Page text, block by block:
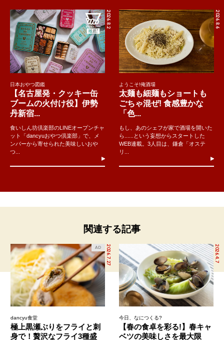
2026.8.2
日本おやつ図鑑
【名古屋発・クッキー缶
ブームの火付け役】伊勢
丹新宿...
食いしん坊倶楽部のLINEオープンチャ
ット「dancyuおやつ倶楽部」で、メ
ンバーから寄せられた美味しいおや
つ...
2026.8.6
ようこそ!俺酒場
太麺も細麺もショートも
ごちゃ混ぜ! 食感豊かな
「色...
もし、あのシェフが家で酒場を開いた
ら......という妄想からスタートした
WEB連載。3人目は、鎌倉「オステ
リ...
関連する記事
2026.7.27
AD
dancyu食堂
極上黒瀬ぶりをフライと刺
身で！贅沢なフライ3種盛
2026.4.7
今日、なにつくる?
【春の食卓を彩る!】春キャ
ベツの美味しさを最大限